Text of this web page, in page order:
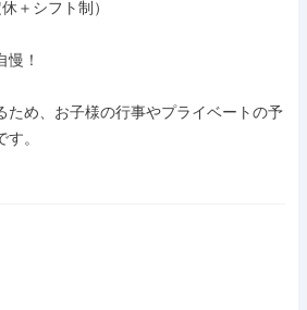
＋シフト制）
慢！
ため、お子様の行事やプライベートの予
。